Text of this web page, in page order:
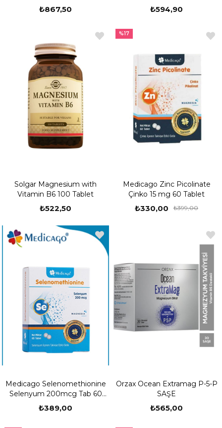
₺867,50 ₺594,90
Solgar Magnesium with
Vitamin B6 100 Tablet
₺522,50
Medicago Zinc Picolinate
Çinko 15 mg 60 Tablet
₺330,00 ₺399,00
%17
Medicago Selenomethionine
Selenyum 200mcg Tab 60
Tablet
₺389,00
Orzax Ocean Extramag P-5-P
SAŞE
₺565,00